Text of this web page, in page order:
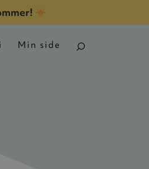
Min side